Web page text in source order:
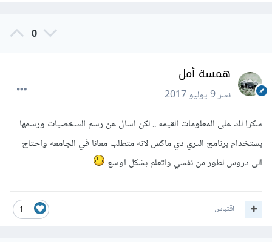
0
همسة أمل
نشر9 يوليو 2017
شكرا لك على المعلومات القيمه .. لكن اسال عن رسم الشخصيات ورسمها
بستخدام برنامج الثري دي ماكس لانه متطلب معانا في الجامعه واحتاج
الى دروس لطور من نفسي واتعلم بشكل اوسع
1 اقتباس